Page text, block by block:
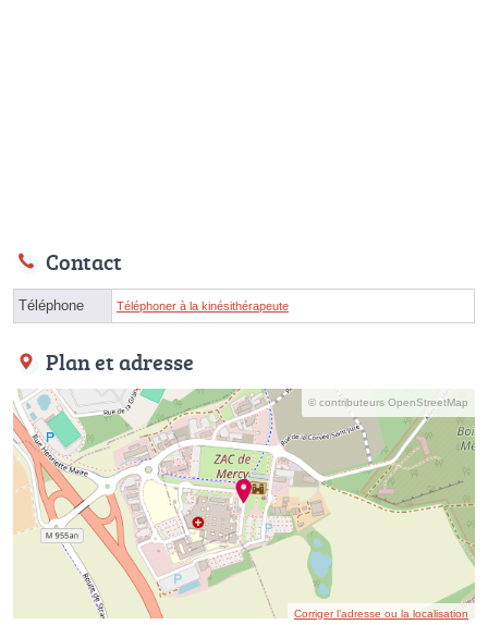
Contact
Téléphone Téléphoner à la kinésithérapeute
Plan et adresse
© contributeurs OpenStreetMap
Corriger l’adresse ou la localisation